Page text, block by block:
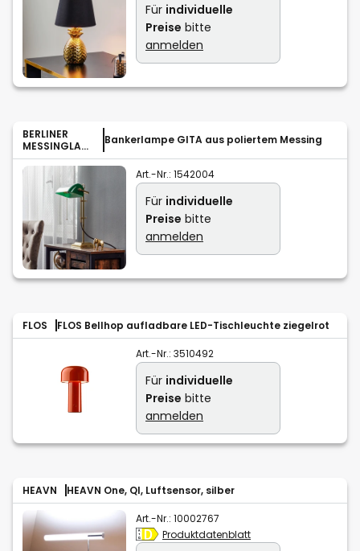
Für individuelle
Preise bitte
anmelden
BERLINER
MESSINGLAM
PEN
Bankerlampe GITA aus poliertem Messing
Art.-Nr.: 1542004
Für individuelle
Preise bitte
anmelden
FLOS FLOS Bellhop aufladbare LED-Tischleuchte ziegelrot
Art.-Nr.: 3510492
Für individuelle
Preise bitte
anmelden
HEAVN HEAVN One, QI, Luftsensor, silber
Art.-Nr.: 10002767
Produktdatenblatt